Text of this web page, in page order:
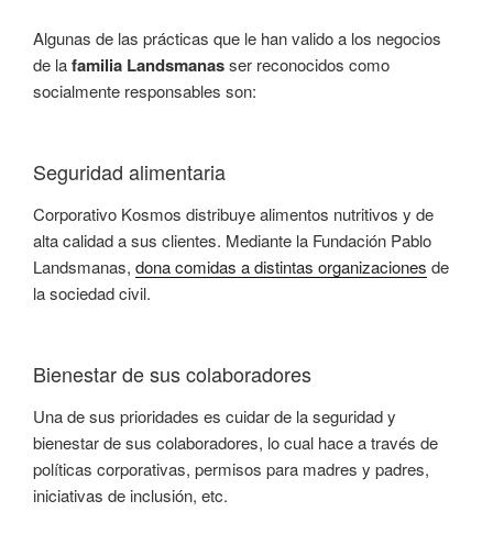
Algunas de las prácticas que le han valido a los negocios
de lafamilia Landsmanasser reconocidos como
socialmente responsables son:
Seguridad alimentaria
Corporativo Kosmos distribuye alimentos nutritivos y de
alta calidad a sus clientes. Mediante la Fundación Pablo
Landsmanas, dona comidas a distintas organizaciones de
la sociedad civil.
Bienestar de sus colaboradores
Una de sus prioridades es cuidar de la seguridad y
bienestar de sus colaboradores, lo cual hace a través de
políticas corporativas, permisos para madres y padres,
iniciativas de inclusión, etc.